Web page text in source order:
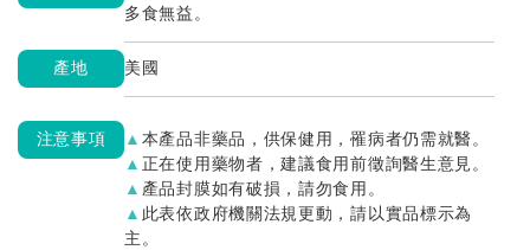
多食無益。
產地 美國
注意事項
本產品非藥品，供保健用，罹病者仍需就醫。
正在使用藥物者，建議食用前徵詢醫生意見。
產品封膜如有破損，請勿食用。
此表依政府機關法規更動，請以實品標示為
主。